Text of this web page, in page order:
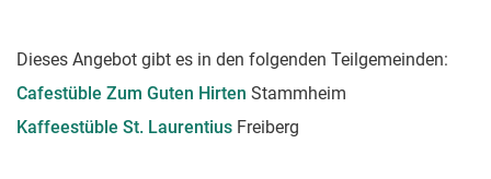
Dieses Angebot gibt es in den folgenden Teilgemeinden:
Cafestüble Zum Guten Hirten Stammheim
Kaffeestüble St. Laurentius Freiberg